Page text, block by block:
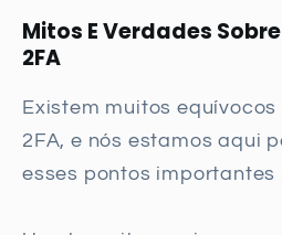
Mitos E Verdades
2FA
Existem muitos
2FA, e nós estamos aqui
esses pontos importantes